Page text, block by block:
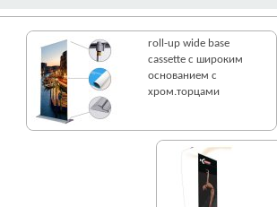
roll-up wide base
cassette с широким
основанием с
хром.торцами